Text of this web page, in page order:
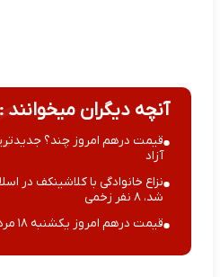
آنچه دیگران میخوانند :
قیمت درهم امروز چند؟
آزاد
نزاع خانوادگی با کلاشینکف در
شد، ۸ نفر زخمی
قیمت درهم امروز یکشنبه ۱۸ مرداد ۱۴۰۵